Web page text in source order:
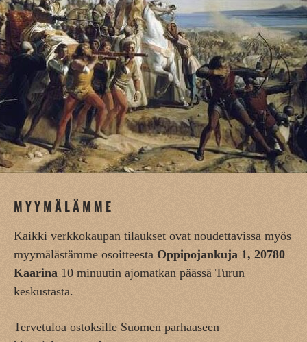
MYYMÄLÄMME
Kaikki verkkokaupan tilaukset ovat noudettavissa myös
myymälästämme osoitteesta Oppipojankuja 1, 20780
Kaarina 10 minuutin ajomatkan päässä Turun
keskustasta.
Tervetuloa ostoksille Suomen parhaaseen